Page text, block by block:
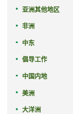
亚洲其他地区
非洲
中东
倡导工作
中国内地
美洲
大洋洲